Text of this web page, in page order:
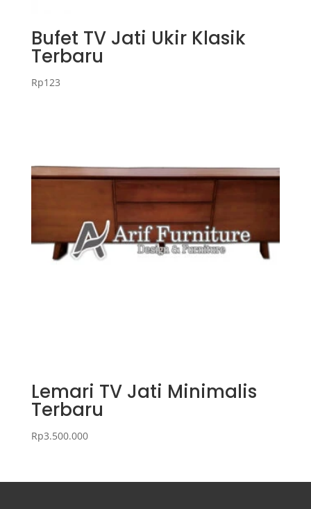
Bufet TV Jati Ukir Klasik
Terbaru
Rp123
Lemari TV Jati Minimalis
Terbaru
Rp3.500.000